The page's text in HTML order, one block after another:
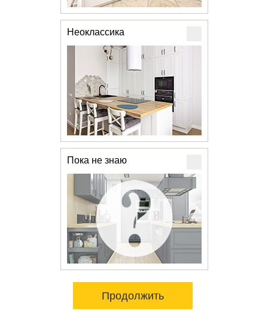
Неоклассика
Пока не знаю
Продолжить